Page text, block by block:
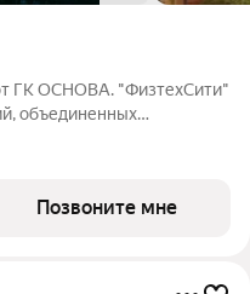
ГК ОСНОВА. "ФизтехСити"
объединенных
488 лотов с
на первых
Позвоните мне